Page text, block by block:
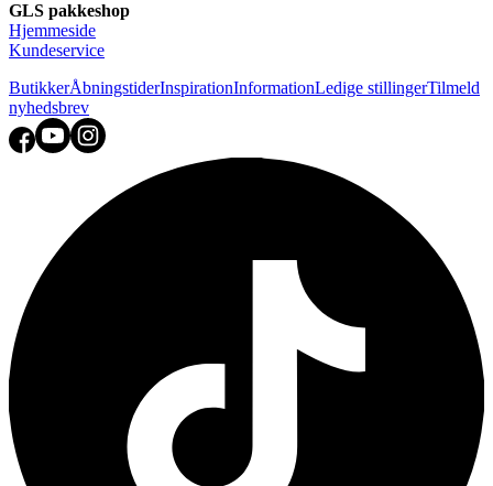
GLS pakkeshop
Hjemmeside
Kundeservice
ButikkerÅbningstiderInspirationInformationLedige stillingerTilmeld
nyhedsbrev